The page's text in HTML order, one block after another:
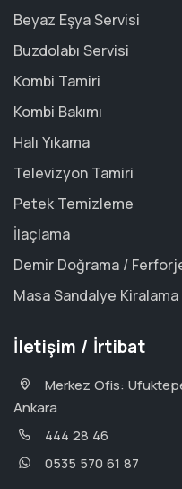
Beyaz Eşya Servisi
Buzdolabı Servisi
Kombi Tamiri
Kombi Bakımı
Halı Yıkama
Televizyon Tamiri
Petek Temizleme
İlaçlama
Demir Doğrama /
Masa Sandalye Kiralama
İletişim / İrtibat
Merkez Ofis:
Ankara
444 28 46
0535 570 61 87